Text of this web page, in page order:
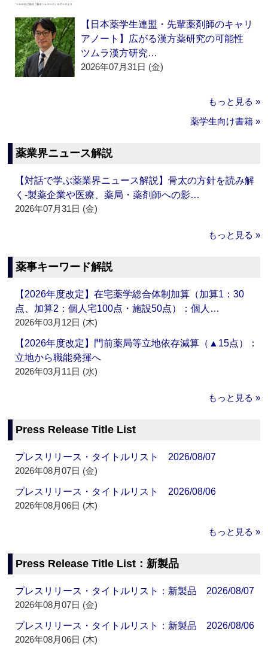
【日本薬学生連盟・先輩薬剤師のキャリ
アノート】広がる漢方薬研究の可能性
ツムラ漢方研究…
2026年07月31日 (金)
もっと見る »
薬学生向け書籍 »
薬業界ニュース解説
【対話で学ぶ薬業界ニュース解説】骨太の方針を読み解
く‐製薬企業や医療、薬局・薬剤師への影…
2026年07月31日 (金)
もっと見る »
薬事キーワード解説
【2026年度改定】在宅薬学総合体制加算（加算1：30
点、加算2：個人宅100点・施設50点）：個人…
2026年03月12日 (木)
【2026年度改定】門前薬局等立地依存減算（▲15点）：
立地から職能発揮へ
2026年03月11日 (水)
もっと見る »
Press Release Title List
プレスリリース・タイトルリスト 2026/08/07
2026年08月07日 (金)
プレスリリース・タイトルリスト 2026/08/06
2026年08月06日 (木)
もっと見る »
Press Release Title List：新製品
プレスリリース・タイトルリスト：新製品 2026/08/07
2026年08月07日 (金)
プレスリリース・タイトルリスト：新製品 2026/08/06
2026年08月06日 (木)